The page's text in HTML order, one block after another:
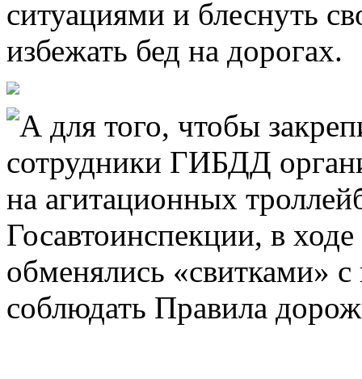
ситуациями и блеснуть
избежать бед на дорогах.
А для того, чтобы
сотрудники ГИБДД
на агитационных
Госавтоинспекции, в
обменялись «свитками» с
соблюдать Правила